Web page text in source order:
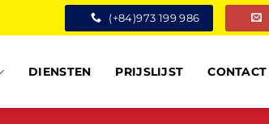
(+84)973 199 986
DIENSTEN PRIJSLIJST CONTACT